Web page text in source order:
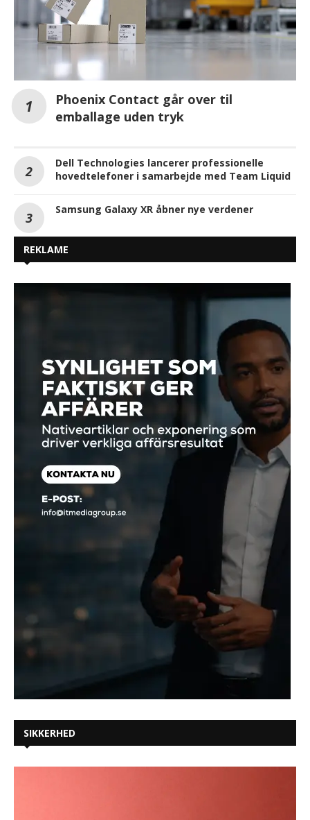
Phoenix Contact går over til
emballage uden tryk
Dell Technologies lancerer professionelle
hovedtelefoner i samarbejde med Team Liquid
Samsung Galaxy XR åbner nye verdener
REKLAME
SIKKERHED